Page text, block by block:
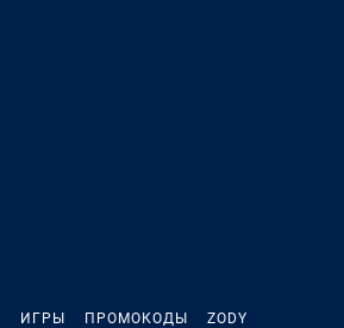
ИГРЫ ПРОМОКОДЫ ZODY